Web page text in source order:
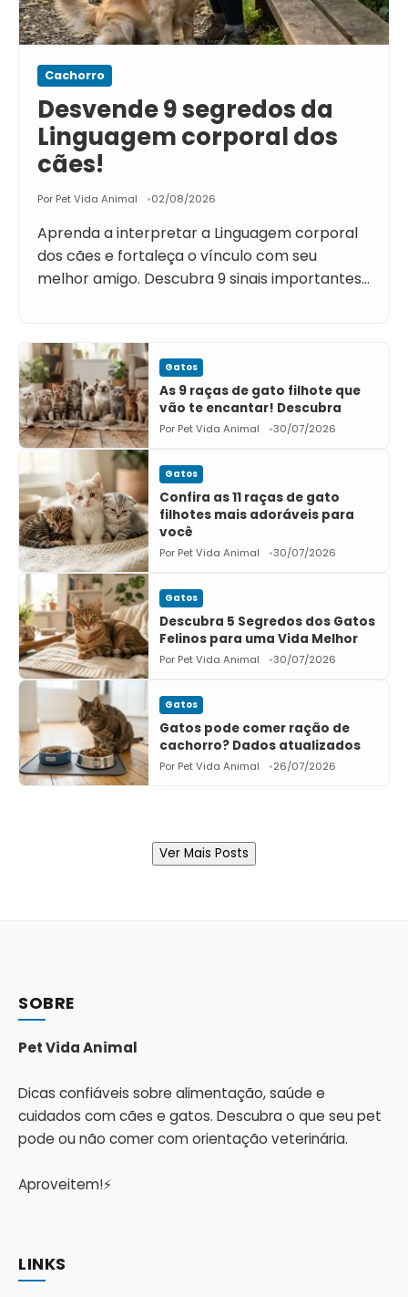
Cachorro
Desvende 9 segredos da
Linguagem corporal dos
cães!
Por Pet Vida Animal 02/08/2026
Aprenda a interpretar a Linguagem corporal
dos cães e fortaleça o vínculo com seu
melhor amigo. Descubra 9 sinais importantes…
Gatos
As 9 raças de gato filhote que
vão te encantar! Descubra
Por Pet Vida Animal 30/07/2026
Gatos
Confira as 11 raças de gato
filhotes mais adoráveis para
você
Por Pet Vida Animal 30/07/2026
Gatos
Descubra 5 Segredos dos Gatos
Felinos para uma Vida Melhor
Por Pet Vida Animal 30/07/2026
Gatos
Gatos pode comer ração de
cachorro? Dados atualizados
Por Pet Vida Animal 26/07/2026
Ver Mais Posts
SOBRE
Pet Vida Animal
Dicas confiáveis sobre alimentação, saúde e
cuidados com cães e gatos. Descubra o que seu pet
pode ou não comer com orientação veterinária.
Aproveitem!⚡
LINKS